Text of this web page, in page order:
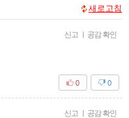
새로고침
신고 | 공감 확인
0
0
신고 | 공감 확인